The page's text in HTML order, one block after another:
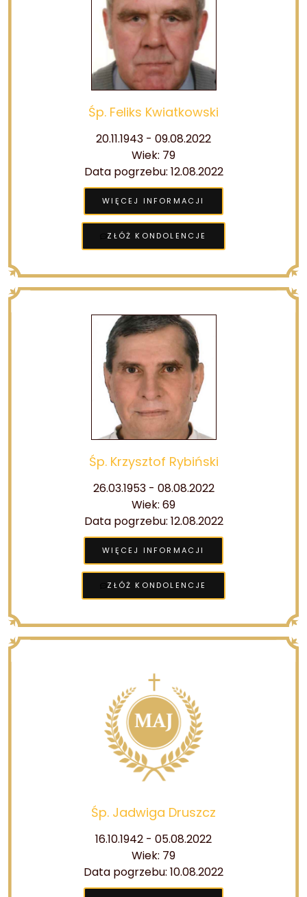
Śp. Feliks Kwiatkowski
20.11.1943 - 09.08.2022
Wiek: 79
Data pogrzebu: 12.08.2022
WIĘCEJ INFORMACJI
ZŁÓŻ KONDOLENCJE
Śp. Krzysztof Rybiński
26.03.1953 - 08.08.2022
Wiek: 69
Data pogrzebu: 12.08.2022
WIĘCEJ INFORMACJI
ZŁÓŻ KONDOLENCJE
Śp. Jadwiga Druszcz
16.10.1942 - 05.08.2022
Wiek: 79
Data pogrzebu: 10.08.2022